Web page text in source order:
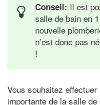
Conseil: Il est
salle de bain en
nouvelle
n’est donc pas
!
Vous souhaitez
importante de la salle